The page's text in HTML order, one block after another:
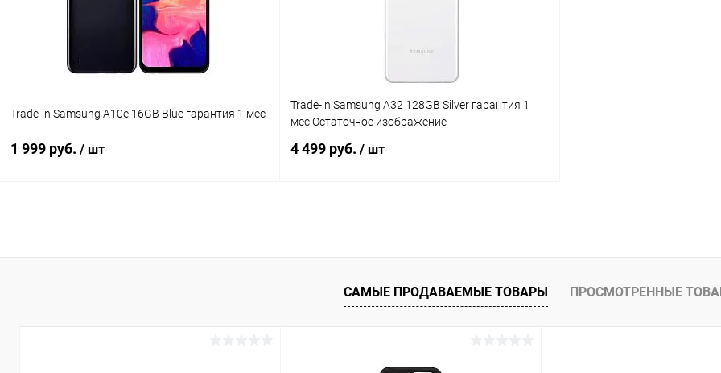
Trade-in Samsung A10e 16GB Blue гарантия 1 мес
1 999 руб. / шт
К сравнению
Trade-in Samsung A32 128GB Silver гарантия 1
мес Остаточное изображение
4 499 руб. / шт
К сравнению
В избранное Под заказ
САМЫЕ ПРОДАВАЕМЫЕ ТОВАРЫ ПРОСМОТРЕННЫЕ